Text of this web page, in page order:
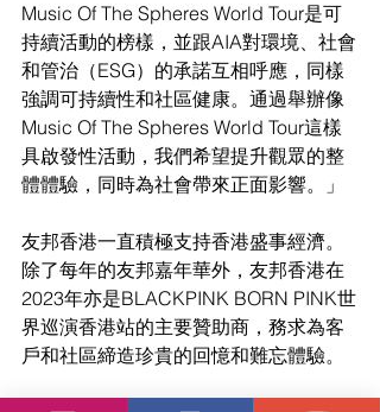
Music Of The Spheres World Tour是可
持續活動的榜樣，並跟AIA對環境、社會
和管治（ESG）的承諾互相呼應，同樣
強調可持續性和社區健康。通過舉辦像
Music Of The Spheres World Tour這樣
具啟發性活動，我們希望提升觀眾的整
體體驗，同時為社會帶來正面影響。」
友邦香港一直積極支持香港盛事經濟。
除了每年的友邦嘉年華外，友邦香港在
2023年亦是BLACKPINK BORN PINK世
界巡演香港站的主要贊助商，務求為客
戶和社區締造珍貴的回憶和難忘體驗。